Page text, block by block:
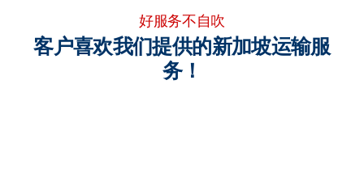
好服务不自吹
客户喜欢我们提供的新加坡运输服
务！